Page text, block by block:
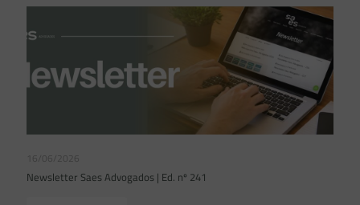
16/06/2026
Newsletter Saes Advogados | Ed. nº 241